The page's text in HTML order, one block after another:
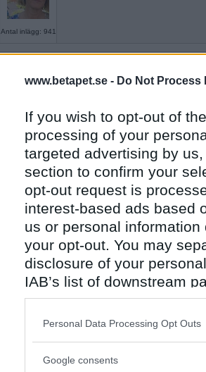
www.betapet.se - Do Not Process
If you wish to opt-out of
processing of your
targeted advertising by
section to confirm your
opt-out request is
interest-based ads based
us or personal
your opt-out. You may
disclosure of your
IAB’s list of downstream
also be disclosed by us
Downstream Participants
Please note that this
Personal Data Processing Opt Outs
Google consents
Antal inlägg: 941
petit tess
Antal inlägg:
3552
pinglätt
Antal inlägg: 941
petit tess
Best Rök